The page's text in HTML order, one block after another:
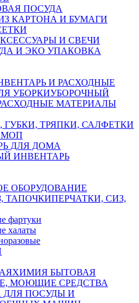
ПОСУДА
КАРТОНА И БУМАГИ
И СВЕЧИ
И ЭКО УПАКОВКА
И РАСХОДНЫЕ
УБОРКИУБОРОЧНЫЙ
МАТЕРИАЛЫ
ТРЯПКИ, САЛФЕТКИ
МОП
ДЛЯ ДОМА
ИНВЕНТАРЬ
ОБОРУДОВАНИЕ
ТАПОЧКИПЕРЧАТКИ, СИЗ,
фартуки
халаты
ХИМИЯ БЫТОВАЯ
МОЮЩИЕ СРЕДСТВА
ДЛЯ ПОСУДЫ И